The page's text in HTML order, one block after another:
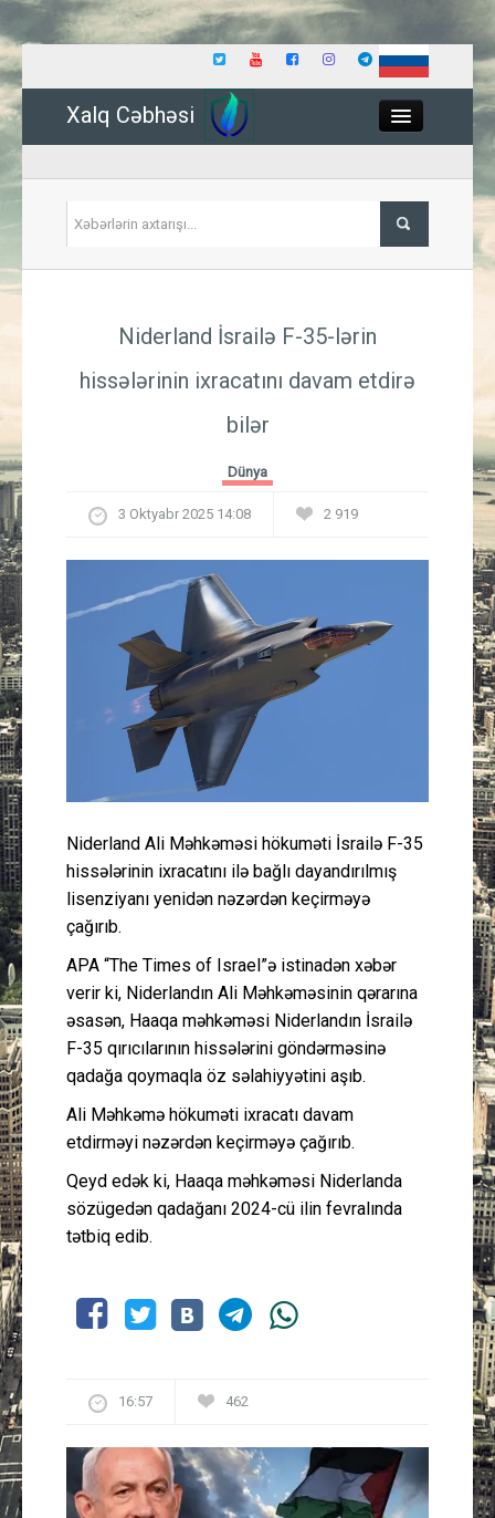
Xalq Cəbhəsi
İqtisadiyyat
Güney Azərbaycan
Müsahibə
İdman
Gündəm
Cəmiyyət
Əlaqə
Niderland İsrailə F-35-lərin
hissələrinin ixracatını davam etdirə
bilər
Dünya
3 Oktyabr 2025 14:08 2 919
Niderland Ali Məhkəməsi hökuməti İsrailə F-35
hissələrinin ixracatını ilə bağlı dayandırılmış
lisenziyanı yenidən nəzərdən keçirməyə
çağırıb.
APA “The Times of Israel”ə istinadən xəbər
verir ki, Niderlandın Ali Məhkəməsinin qərarına
əsasən, Haaqa məhkəməsi Niderlandın İsrailə
F-35 qırıcılarının hissələrini göndərməsinə
qadağa qoymaqla öz səlahiyyətini aşıb.
Ali Məhkəmə hökuməti ixracatı davam
etdirməyi nəzərdən keçirməyə çağırıb.
Qeyd edək ki, Haaqa məhkəməsi Niderlanda
sözügedən qadağanı 2024-cü ilin fevralında
tətbiq edib.
16:57 462